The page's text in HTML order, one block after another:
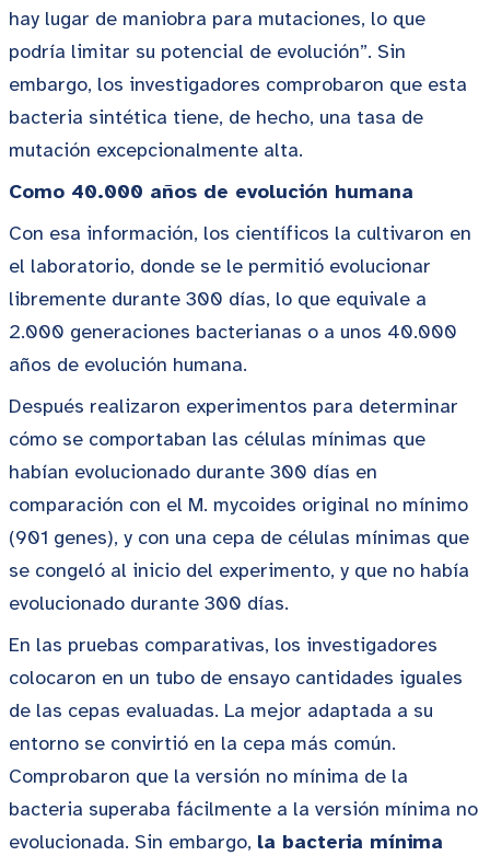
hay lugar de maniobra para mutaciones, lo que
podría limitar su potencial de evolución”. Sin
embargo, los investigadores comprobaron que esta
bacteria sintética tiene, de hecho, una tasa de
mutación excepcionalmente alta.
Como 40.000 años de evolución humana
Con esa información, los científicos la cultivaron en
el laboratorio, donde se le permitió evolucionar
libremente durante 300 días, lo que equivale a
2.000 generaciones bacterianas o a unos 40.000
años de evolución humana.
Después realizaron experimentos para determinar
cómo se comportaban las células mínimas que
habían evolucionado durante 300 días en
comparación con el M. mycoides original no mínimo
(901 genes), y con una cepa de células mínimas que
se congeló al inicio del experimento, y que no había
evolucionado durante 300 días.
En las pruebas comparativas, los investigadores
colocaron en un tubo de ensayo cantidades iguales
de las cepas evaluadas. La mejor adaptada a su
entorno se convirtió en la cepa más común.
Comprobaron que la versión no mínima de la
bacteria superaba fácilmente a la versión mínima no
evolucionada. Sin embargo, la bacteria mínima